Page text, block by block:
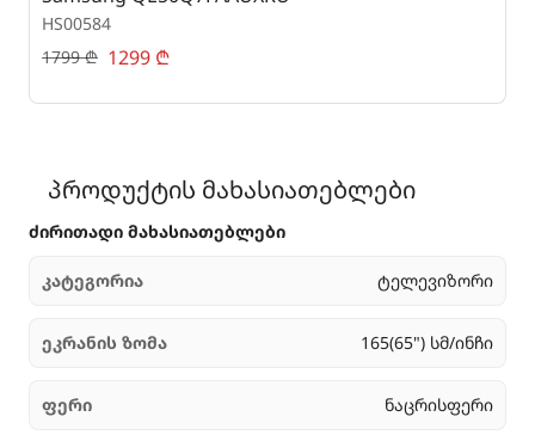
HS00584
1799₾ 1299 ₾
პროდუქტის მახასიათებლები
ძირითადი მახასიათებლები
კატეგორია ტელევიზორი
ეკრანის ზომა 165(65") სმ/ინჩი
ფერი ნაცრისფერი